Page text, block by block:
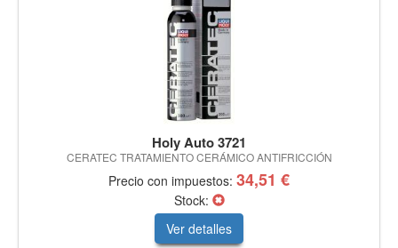
Holy Auto 3721
CERATEC TRATAMIENTO CERÁMICO ANTIFRICCIÓN
Precio con impuestos: 34,51 €
Stock:
Ver detalles